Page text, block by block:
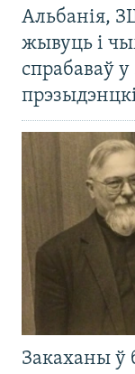
Альбанія,
жывуць і
спрабаваў
Закаханы ў